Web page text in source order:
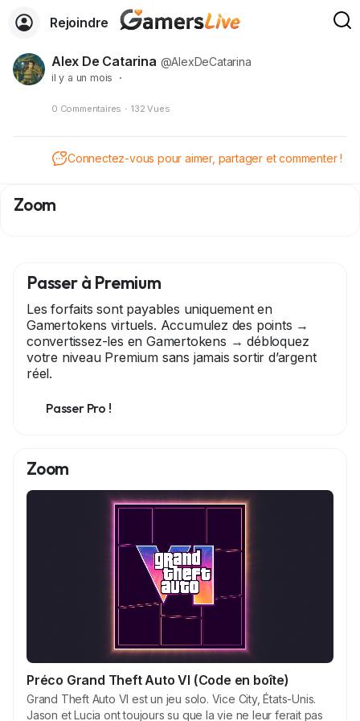
Rejoindre
Alex De Catarina @AlexDeCatarina
il y a un mois ·
0 Commentaires · 132 Vues
Connectez-vous pour aimer, partager et commenter !
Zoom
Passer à Premium
Les forfaits sont payables uniquement en
Gamertokens virtuels. Accumulez des points →
convertissez-les en Gamertokens → débloquez
votre niveau Premium sans jamais sortir d’argent
réel.
Passer Pro !
Zoom
Préco Grand Theft Auto VI (Code en boîte)
Grand Theft Auto VI est un jeu solo. Vice City, États-Unis.
Jason et Lucia ont toujours su que la vie ne leur ferait pas